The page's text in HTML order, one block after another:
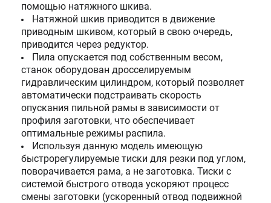
помощью натяжного шкива.
Натяжной шкив приводится в движение
приводным шкивом, который в свою очередь,
приводится через редуктор.
Пила опускается под собственным весом,
станок оборудован дросселируемым
гидравлическим цилиндром, который позволяет
автоматически подстраивать скорость
опускания пильной рамы в зависимости от
профиля заготовки, что обеспечивает
оптимальные режимы распила.
Используя данную модель имеющую
быстрорегулируемые тиски для резки под углом,
поворачивается рама, а не заготовка. Тиски с
системой быстрого отвода ускоряют процесс
смены заготовки (ускоренный отвод подвижной